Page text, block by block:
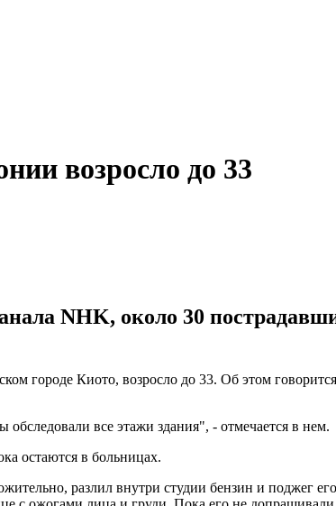
возросло до 33
NHK, около 30
городе Киото, возросло до 33. Об этом
все этажи здания", - отмечается в нем.
остаются в больницах.
разлил внутри студии бензин и поджег